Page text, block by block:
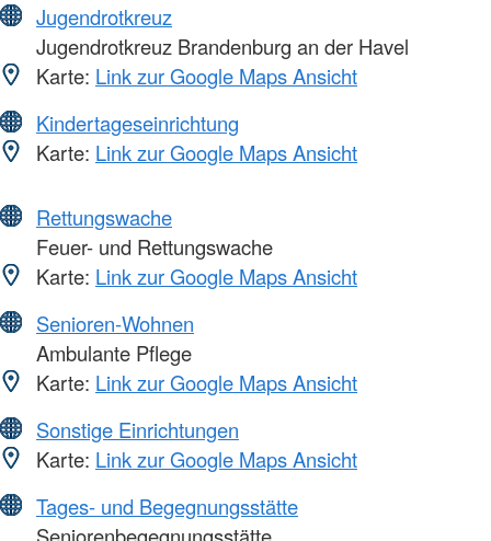
Jugendrotkreuz
Jugendrotkreuz Brandenburg an der Havel
Karte: Link zur Google Maps Ansicht
Kindertageseinrichtung
Karte: Link zur Google Maps Ansicht
Rettungswache
Feuer- und Rettungswache
Karte: Link zur Google Maps Ansicht
Senioren-Wohnen
Ambulante Pflege
Karte: Link zur Google Maps Ansicht
Sonstige Einrichtungen
Karte: Link zur Google Maps Ansicht
Tages- und Begegnungsstätte